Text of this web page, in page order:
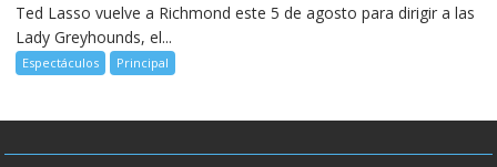
Ted Lasso vuelve a Richmond este 5 de agosto para dirigir a las
Lady Greyhounds, el...
Espectáculos Principal